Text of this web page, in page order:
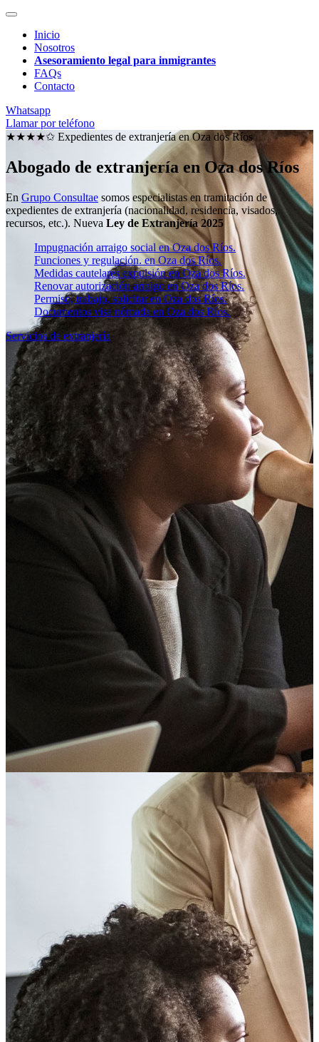
Inicio
Nosotros
Asesoramiento legal para inmigrantes
FAQs
Contacto
Whatsapp
Llamar por teléfono
★★★★✩ Expedientes de extranjería enOza dos Ríos
Abogado de extranjería en Oza dos Ríos
En Grupo Consultae somos especialistas en tramitación de
expedientes de extranjería (nacionalidad, residencia, visados,
recursos, etc.). Nueva Ley de Extranjería 2025
Impugnación arraigo social en Oza dos Ríos.
Funciones y regulación. en Oza dos Ríos.
Medidas cautelares expulsión en Oza dos Ríos.
Renovar autorización arraigo en Oza dos Ríos.
Permiso, trabajo, solicitar en Oza dos Ríos.
Documentos visa nómada en Oza dos Ríos.
Servicios de extranjería